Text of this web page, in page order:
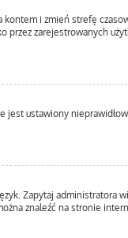
i zmień strefę
przez zarejestrowanych
jest ustawiony
Zapytaj administratora
znaleźć na stronie